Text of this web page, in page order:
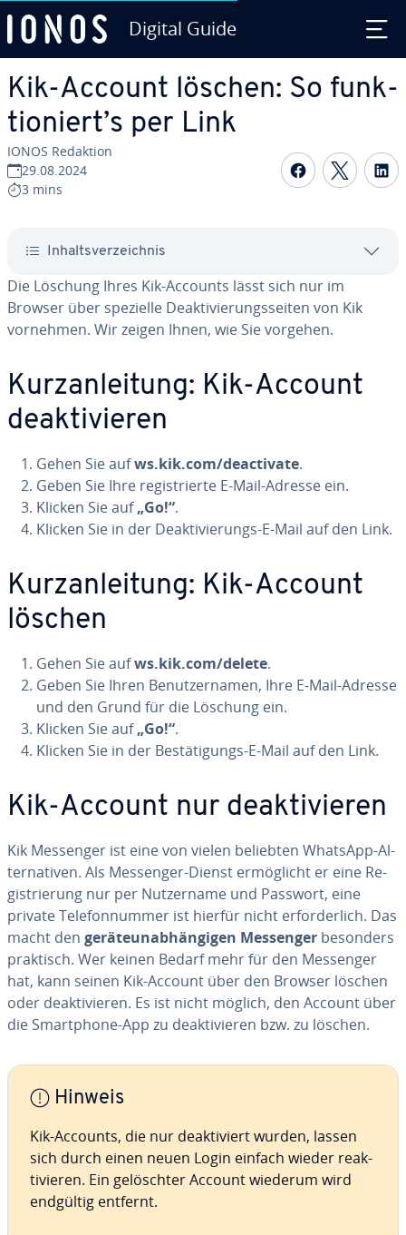
Digital Guide
Kik-Account löschen: So funk­
tio­niert’s per Link
IONOS Redaktion
29.08.2024
3 mins
Auf Auf
In­halts­ver­zeich­nis
Die Löschung Ihres Kik-Accounts lässt sich nur im
Browser über spezielle De­ak­ti­vie­rungs­sei­ten von Kik
vornehmen. Wir zeigen Ihnen, wie Sie vorgehen.
Kurz­an­lei­tung: Kik-Account
de­ak­ti­vie­ren
Gehen Sie aufws.kik.com/de­ac­ti­va­te.
Geben Sie Ihre re­gis­trier­te E-Mail-Adresse ein.
Klicken Sie auf„Go!“.
Klicken Sie in der De­ak­ti­vie­rungs-E-Mail auf den Link.
Kurz­an­lei­tung: Kik-Account
löschen
Gehen Sie aufws.kik.com/delete.
Geben Sie Ihren Be­nut­zer­na­men, Ihre E-Mail-Adresse
und den Grund für die Löschung ein.
Klicken Sie auf„Go!“.
Klicken Sie in der Be­stä­ti­gungs-E-Mail auf den Link.
Kik-Account nur de­ak­ti­vie­ren
Kik Messenger ist eine von vielen beliebten WhatsApp-Al­
ter­na­ti­ven. Als Messenger-Dienst er­mög­licht er eine Re­
gis­trie­rung nur per Nut­zer­na­me und Passwort, eine
private Te­le­fon­num­mer ist hierfür nicht er­for­der­lich. Das
macht den ge­rä­te­un­ab­hän­gi­gen Messenger besonders
praktisch. Wer keinen Bedarf mehr für den Messenger
hat, kann seinen Kik-Account über den Browser löschen
oder de­ak­ti­vie­ren. Es ist nicht möglich, den Account über
die Smart­phone-App zu de­ak­ti­vie­ren bzw. zu löschen.
Hinweis
Kik-Accounts, die nur de­ak­ti­viert wurden, lassen
sich durch einen neuen Login einfach wieder re­ak­
ti­vie­ren. Ein ge­lösch­ter Account wiederum wird
endgültig entfernt.